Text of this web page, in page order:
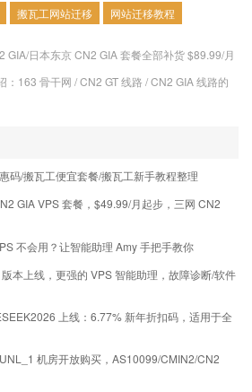
搬瓦工网站迁移 网站迁移教程
GIA/日本东京 CN2 GIA 套餐全部补货 $89.99/月
：163 骨干网 / CN2 GT 线路 / CN2 GIA 线路的
码/搬瓦工便宜套餐/搬瓦工新手教程整理
GIA VPS 套餐，$49.99/月起步，三网 CN2
不会用？让智能助理 Amy 手把手教你
本上线，更强的 VPS 智能助理，故障诊断/软件
上线：6.77% 新年折扣码，适用于全
机房开放购买，AS10099/CMIN2/CN2